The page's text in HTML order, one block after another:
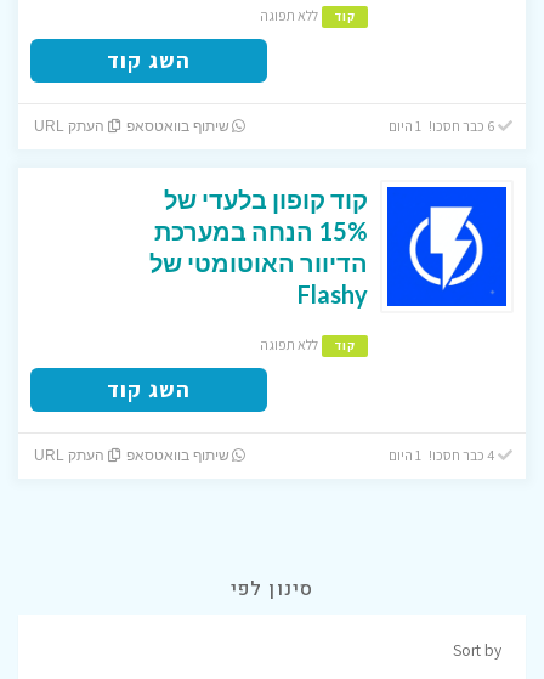
קוד ללא תפוגה
השג קוד
6 כבר חסכו! 1 היום שיתוף בוואטסאפ העתק URL
קוד קופון בלעדי של
15% הנחה במערכת
הדיוור האוטומטי של
Flashy
קוד ללא תפוגה
השג קוד
4 כבר חסכו! 1 היום שיתוף בוואטסאפ העתק URL
סינון לפי
Sort by